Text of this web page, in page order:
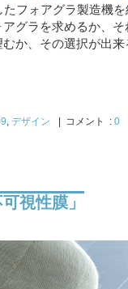
たフォアグラ製造機
グラを求めるか、
か、その選択が出
, デザイン | コメント : 0
視性膜」